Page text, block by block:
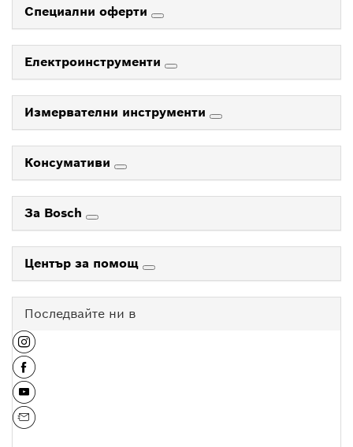
Специални оферти
Електроинструменти
Измервателни инструменти
Консумативи
За Bosch
Център за помощ
Последвайте ни в